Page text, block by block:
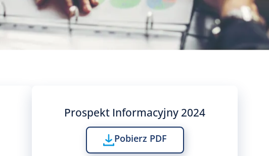
Prospekt Informacyjny 2024
Pobierz PDF